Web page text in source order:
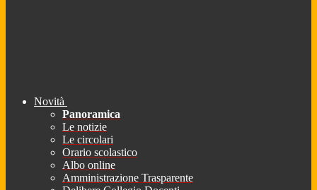
Novità
Panoramica
Le notizie
Le circolari
Orario scolastico
Albo online
Amministrazione Trasparente